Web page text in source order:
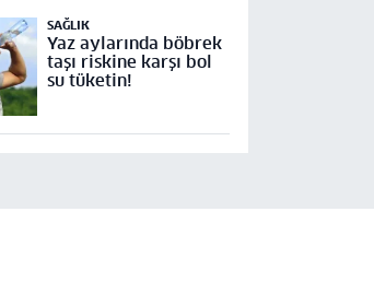
SAĞLIK
Yaz aylarında böbrek
taşı riskine karşı bol
su tüketin!